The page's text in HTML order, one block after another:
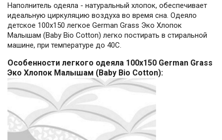
Наполнитель одеяла - натуральный хлопок, обеспечивает
идеальную циркуляцию воздуха во время сна. Одеяло
детское 100х150 легкое German Grass Эко Хлопок
Малышам (Baby Bio Cotton) легко постирать в стиральной
машине, при температуре до 40С.
Особенности легкого одеяла 100x150 German Grass
Эко Хлопок Малышам (Baby Bio Cotton):